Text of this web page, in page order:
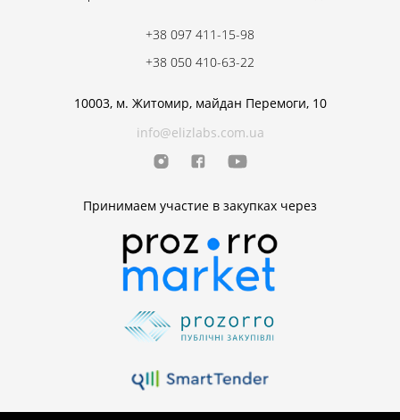
10003, м. Житомир, майдан Перемоги, 10
info@elizlabs.com.ua
Принимаем участие в закупках через
+38 097 411-15-98
+38 050 410-63-22